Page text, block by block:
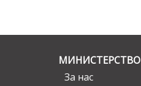
МИНИСТЕРСТВО
За нас